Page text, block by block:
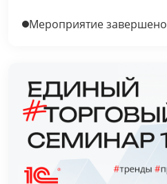
Мероприятие завершено